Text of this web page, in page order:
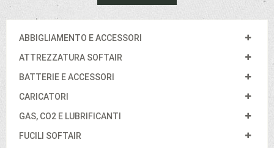
ABBIGLIAMENTO E ACCESSORI
ATTREZZATURA SOFTAIR
BATTERIE E ACCESSORI
CARICATORI
GAS, CO2 E LUBRIFICANTI
FUCILI SOFTAIR